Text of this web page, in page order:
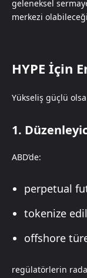
geleneksel
merkezi
HYPE İçin
Yükseliş güçlü
1.
ABD’de:
perpetual
tokenize
offshore
regülatörlerin